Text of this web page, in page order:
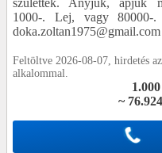
születtek. Anyjuk, apjuk
1000-. Lej, vagy 80000-
doka.zoltan1975@gmail.com
Feltöltve 2026-08-07, hirdetés
alkalommal.
~